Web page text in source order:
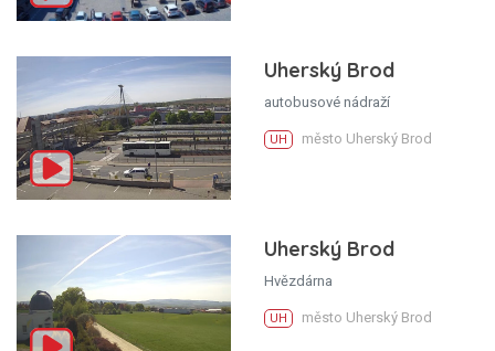
Uherský Brod
autobusové nádraží
UH město Uherský Brod
Uherský Brod
Hvězdárna
UH město Uherský Brod